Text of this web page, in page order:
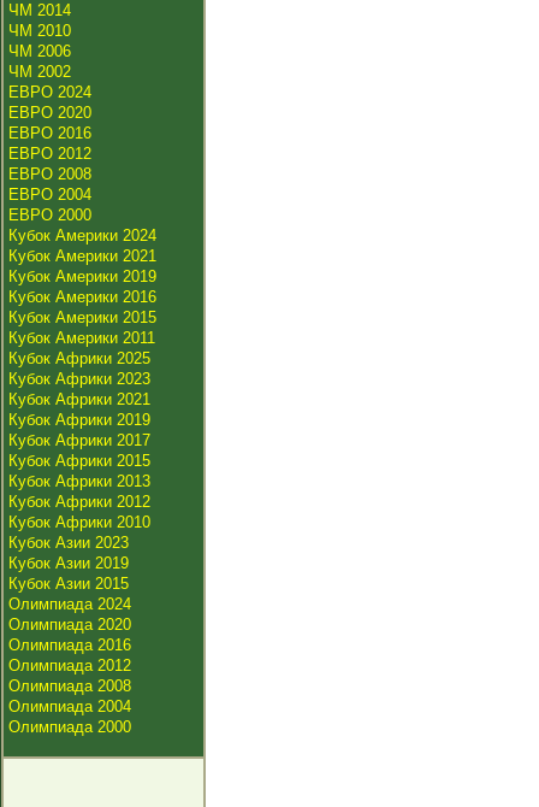
ЧМ 2014
ЧМ 2010
ЧМ 2006
ЧМ 2002
ЕВРО 2024
ЕВРО 2020
ЕВРО 2016
ЕВРО 2012
ЕВРО 2008
ЕВРО 2004
ЕВРО 2000
Кубок Америки 2024
Кубок Америки 2021
Кубок Америки 2019
Кубок Америки 2016
Кубок Америки 2015
Кубок Америки 2011
Кубок Африки 2025
Кубок Африки 2023
Кубок Африки 2021
Кубок Африки 2019
Кубок Африки 2017
Кубок Африки 2015
Кубок Африки 2013
Кубок Африки 2012
Кубок Африки 2010
Кубок Азии 2023
Кубок Азии 2019
Кубок Азии 2015
Олимпиада 2024
Олимпиада 2020
Олимпиада 2016
Олимпиада 2012
Олимпиада 2008
Олимпиада 2004
Олимпиада 2000